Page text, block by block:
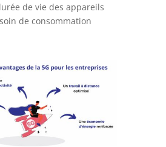
de vie des appareils
de consommation